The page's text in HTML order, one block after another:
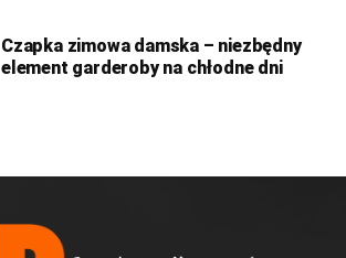
Czapka zimowa damska – niezbędny
element garderoby na chłodne dni